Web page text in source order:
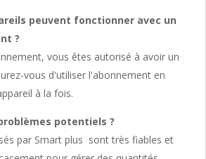
peuvent fonctionner avec un
?
vous êtes autorisé à avoir un
vous d'utiliser l'abonnement en
à la fois.
potentiels ?
par Smart plus sont très fiables et